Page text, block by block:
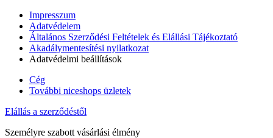
Impresszum
Adatvédelem
Általános Szerződési Feltételek és Elállási Tájékoztató
Akadálymentesítési nyilatkozat
Adatvédelmi beállítások
Cég
További niceshops üzletek
Elállás a szerződéstől
Személyre szabott vásárlási élmény